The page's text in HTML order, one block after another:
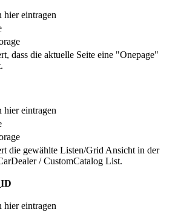
hier eintragen
dass die aktuelle Seite eine "Onepage"
hier eintragen
die gewählte Listen/Grid Ansicht in der
/ CustomCatalog List.
hier eintragen